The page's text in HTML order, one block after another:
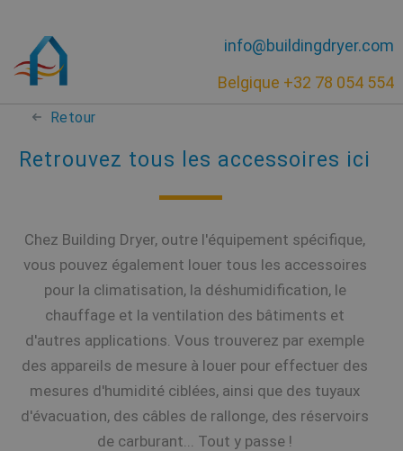
info@buildingdryer.com
Belgique +32 78 054 554
Retour
Retrouvez tous les accessoires ici
Chez Building Dryer, outre l'équipement spécifique,
vous pouvez également louer tous les accessoires
pour la climatisation, la déshumidification, le
chauffage et la ventilation des bâtiments et
d'autres applications. Vous trouverez par exemple
des appareils de mesure à louer pour effectuer des
mesures d'humidité ciblées, ainsi que des tuyaux
d'évacuation, des câbles de rallonge, des réservoirs
de carburant... Tout y passe !